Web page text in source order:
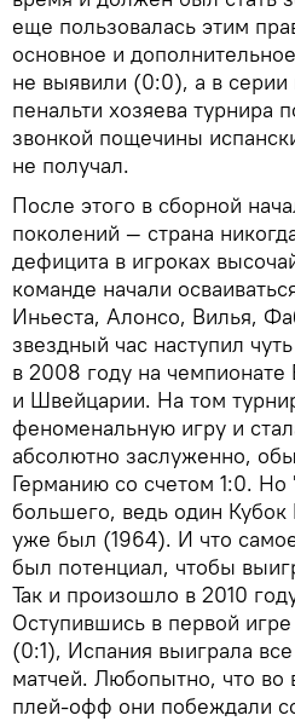
еще пользовалась этим
основное и
не выявили (0:0), а в серии
пенальти хозяева турнира
звонкой пощечины
не получал.
После этого в сборной
поколений — страна
дефицита в игроках
команде начали
Иньеста, Алонсо, Вилья,
звездный час наступил
в 2008 году на
и Швейцарии. На том
феноменальную игру и
абсолютно заслуженно,
Германию со счетом 1:0. Но
большего, ведь один
уже был (1964). И что
был потенциал, чтобы
Так и произошло в 2010
Оступившись в первой игре
(0:1), Испания выиграла
матчей. Любопытно, что во
плей-офф они побеждали